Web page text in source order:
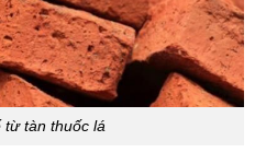
từ tàn thuốc lá